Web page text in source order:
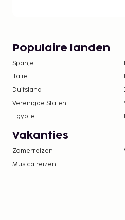
Populaire landen
Spanje
Italië
Duitsland
Verenigde Staten
Egypte
Vakanties
Zomerreizen
Musicalreizen